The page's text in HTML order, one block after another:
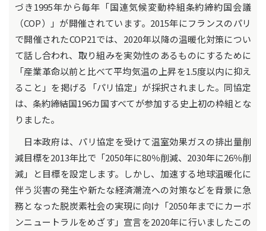
づき1995年から毎年「国連気候変動枠組条約締約国会議
（COP）」が開催されています。2015年にフランスのパリ
で開催されたCOP21では、2020年以降の温暖化対策につい
て話し合われ、取り組みを実効性のあるものにするために
「産業革命以前と比べて平均気温の上昇を1.5度以内に抑え
ること」を掲げる「パリ協定」が採択されました。同協定
は、条約締結国196カ国すべてが参加する史上初の枠組とな
りました。
日本政府は、パリ協定を受けて温室効果ガスの排出量削
減目標を2013年比で「2050年に80％削減、2030年に26％削
減」と目標を設定します。しかし、加速する地球温暖化に
伴う災害の発生や新たな経済潮流への対策などを背景に急
務となった脱炭素社会の実現に向け「2050年までにカーボ
ンニュートラルをめざす」宣言を2020年に行いましたこの